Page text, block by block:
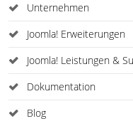
Unternehmen
Joomla! Erweiterungen
Joomla! Leistungen &
Dokumentation
Blog